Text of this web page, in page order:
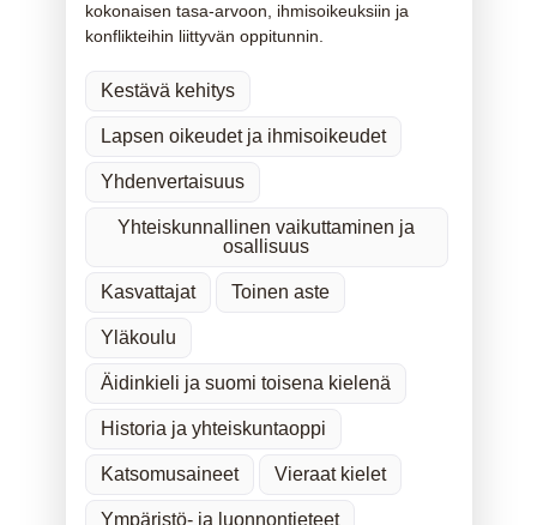
kokonaisen tasa-arvoon, ihmisoikeuksiin ja
konflikteihin liittyvän oppitunnin.
Kestävä kehitys
Lapsen oikeudet ja ihmisoikeudet
Yhdenvertaisuus
Yhteiskunnallinen vaikuttaminen ja
osallisuus
Kasvattajat Toinen aste
Yläkoulu
Äidinkieli ja suomi toisena kielenä
Historia ja yhteiskuntaoppi
Katsomusaineet Vieraat kielet
Ympäristö- ja luonnontieteet